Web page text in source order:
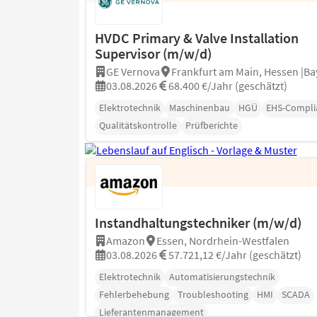
HVDC Primary & Valve Installation
Supervisor (m/w/d)
GE Vernova
Frankfurt am Main, Hessen
03.08.2026
68.400 €/Jahr (geschätzt)
Elektrotechnik Maschinenbau HGÜ
EHS-
Qualitätskontrolle
Prüfberichte
Instandhaltungstechniker (m/w/d)
Amazon
Essen, Nordrhein-Westfalen
03.08.2026
57.721,12 €/Jahr (geschätzt)
Elektrotechnik
Automatisierungstechnik
Fehlerbehebung
Troubleshooting HMI
SCADA
Lieferantenmanagement